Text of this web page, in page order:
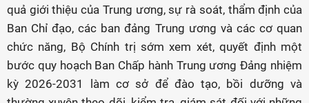
quả giới thiệu của Trung ương, sự rà soát, thẩm định của
Ban Chỉ đạo, các ban đảng Trung ương và các cơ quan
chức năng, Bộ Chính trị sớm xem xét, quyết định một
bước quy hoạch Ban Chấp hành Trung ương Đảng nhiệm
kỳ 2026-2031 làm cơ sở để đào tạo, bồi dưỡng và